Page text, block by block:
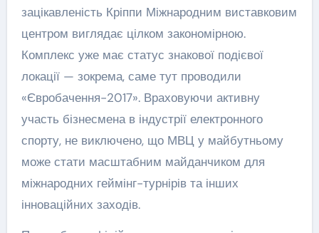
зацікавленість Кріппи Міжнародним виставковим
центром виглядає цілком закономірною.
Комплекс уже має статус знакової подієвої
локації — зокрема, саме тут проводили
«Євробачення-2017». Враховуючи активну
участь бізнесмена в індустрії електронного
спорту, не виключено, що МВЦ у майбутньому
може стати масштабним майданчиком для
міжнародних геймінг-турнірів та інших
інноваційних заходів.